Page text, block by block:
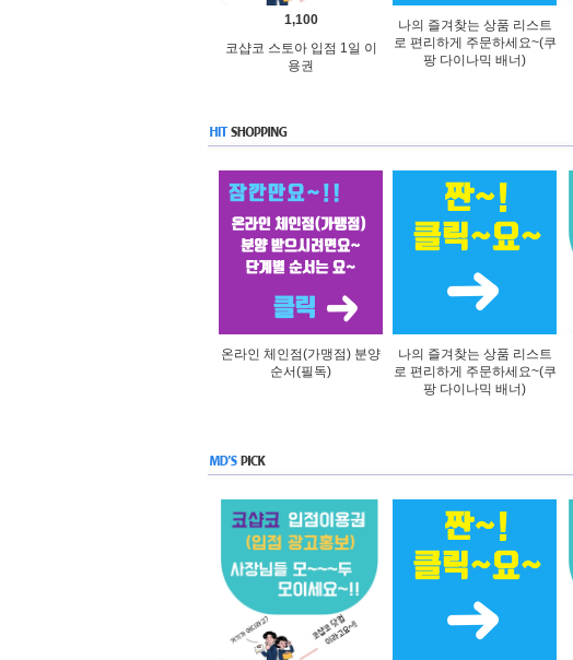
1,100
코샵코 스토아 입점 1일 이
용권
나의 즐겨찾는 상품 리스트
로 편리하게 주문하세요~(쿠
팡 다이나믹 배너)
온라인 체인점(가맹점) 분양
순서(필독)
나의 즐겨찾는 상품 리스트
로 편리하게 주문하세요~(쿠
팡 다이나믹 배너)